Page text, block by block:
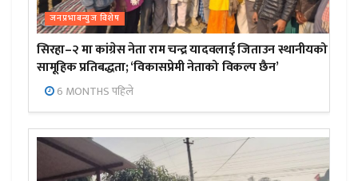
जनप्रभाबन्युज विशेष
सिरहा–२ मा कांग्रेस नेता राम चन्द्र यादवलाई जिताउन स्थानीयको
सामूहिक प्रतिबद्धता; ‘विकासप्रेमी नेताको विकल्प छैन’
6 MONTHS पहिले